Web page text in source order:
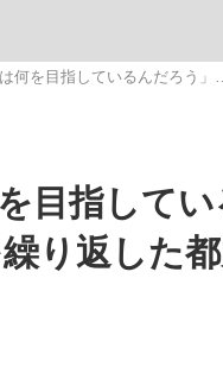
何を目指しているんだろう
目指してい
り返した